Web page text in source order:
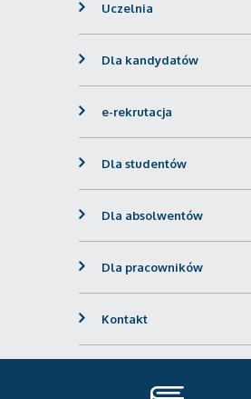
Uczelnia
Dla kandydatów
e-rekrutacja
Dla studentów
Dla absolwentów
Dla pracowników
Kontakt